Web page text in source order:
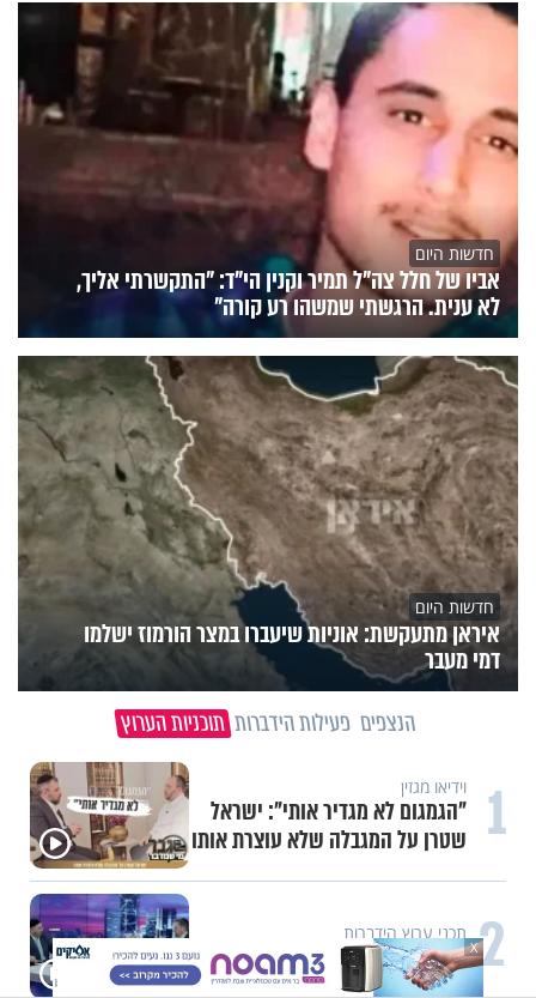
חדשות היום
אביו של חלל צה"ל תמיר וקנין הי"ד: "התקשרתי אליך,
לא ענית. הרגשתי שמשהו רע קורה"
חדשות היום
איראן מתעקשת: אוניות שיעברו במצר הורמוז ישלמו
דמי מעבר
הנצפים פעילות הידברות תוכניות הערוץ
1 וידיאו מגזין
"הגמגום לא מגדיר אותי": ישראל
שטרן על המגבלה שלא עוצרת אותו
2 תכני ערוץ הידברות
חלום אדיר: מקבץ סגולות X